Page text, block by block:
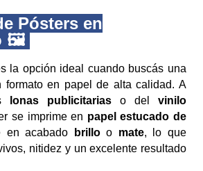
Pósters en
🖼️
la opción ideal cuando buscás una
formato en papel de alta calidad. A
lonas publicitarias o del vinilo
se imprime en papel estucado de
en acabado brilloo mate, lo que
nitidez y un excelente resultado